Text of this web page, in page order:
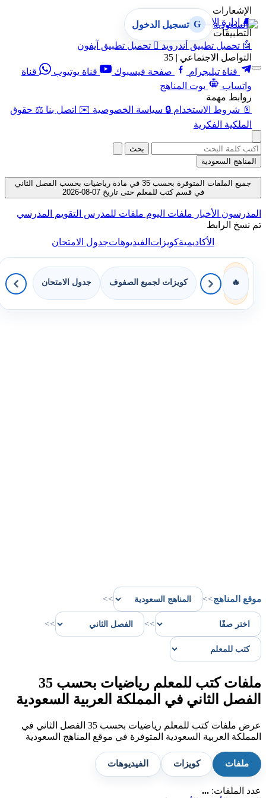
الإشعارات
🔔 إدارة الإشعارات
التطبيقات
🤖 تحميل تطبيق أندرويد  تحميل تطبيق آيفون
التواصل الاجتماعي | 35
قناة تيليجرام
صفحة فيسبوك قناة يوتيوب
قناة
واتساب
بوت المناهج
روابط مهمة
📄 شروط الاستخدام 🔒 سياسة الخصوصية ✉️ اتصل بنا ⚖️ حقوق
الملكية الفكرية
G تسجيل الدخول
بحث
المناهج السعودية
جميع الملفات المتوفرة بحسب 35 في مادة رياضيات بحسب الفصل الثاني
في قسم كتب للمعلم حتى تاريخ 07-08-2026
المدرسون الأخبار ملفات اليوم ملفات للمدرس التقويم المدرسي
تم نسخ الرابط
الأكاديميةكويزاتالفيديوهاتجدول الامتحان
🔥 كويزات لجميع الصفوف جدول الامتحان
موقع المناهج>>
>>
>>
>>
ملفات كتب للمعلم رياضيات بحسب 35
الفصل الثاني في المملكة العربية السعودية
عرض ملفات كتب للمعلم رياضيات بحسب 35 الفصل الثاني في
المملكة العربية السعودية المتوفرة في موقع المناهج السعودية
ملفات كويزات الفيديوهات
عدد الملفات: ...